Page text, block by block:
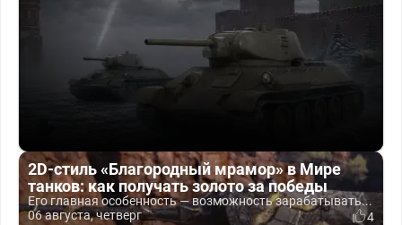
2D-стиль «Благородный мрамор» в Мире
танков: как получать золото за победы
Его главная особенность — возможность зарабатывать...
06 августа, четверг
4